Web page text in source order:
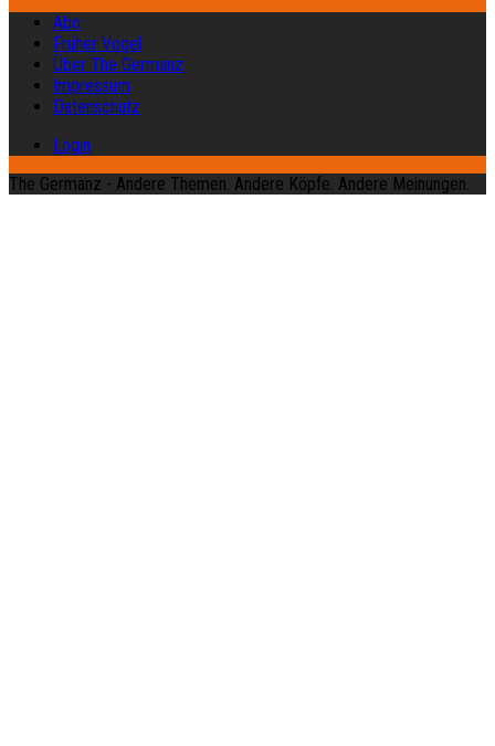
Abo
Früher Vogel
Über The Germanz
Impressum
Datenschutz
Login
The Germanz - Andere Themen. Andere Köpfe. Andere Meinungen.